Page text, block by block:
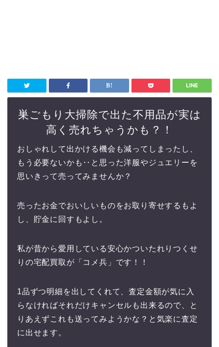
巣ごもり大掃除で出た不用品が実は
高く売れちゃうかも？！
おしゃれして出かける機会も減ってしまったし、
もう必要ないかも‥と思った洋服やジュエリーを
思いきって売ってみませんか？
売ったお金でおいしいものをお取り寄せするもよ
し、貯金に回すもよし。
私が昔から愛用している安心かついたれりつくせ
りの宅配買取が「コメ兵」です！！
1品ずつ明細を出してくれて、査定金額が気に入
らなければそれだけキャンセルも出来るので、と
りあえずこれも送ってみようかな？と気楽に査定
に出せます。